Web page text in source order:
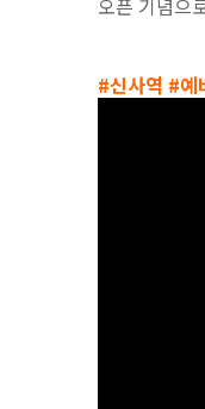
오픈 기념으
#신사역 #예